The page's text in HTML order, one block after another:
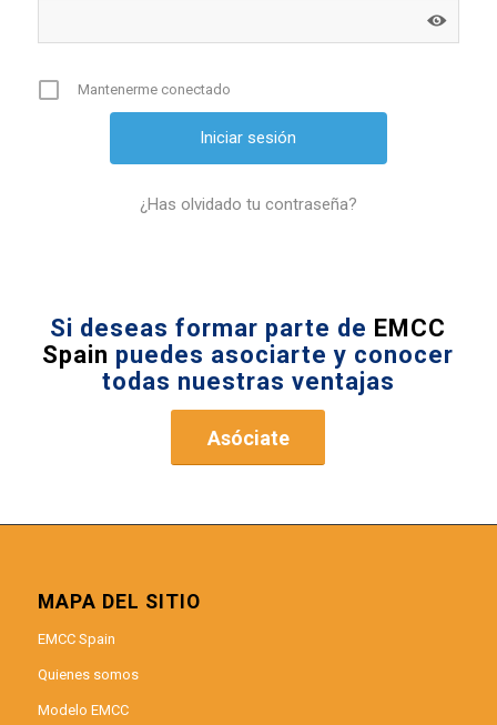
Mantenerme conectado
¿Has olvidado tu contraseña?
Si deseas formar parte de EMCC
Spain puedes asociarte y conocer
todas nuestras ventajas
Asóciate
MAPA DEL SITIO
EMCC Spain
Quienes somos
Modelo EMCC